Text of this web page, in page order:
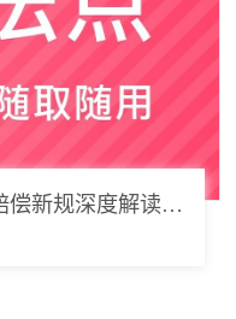
弘齐法点｜知识产权惩罚性赔偿新规深度解读： 从“赔得起”到“赔不起”的司法逻辑